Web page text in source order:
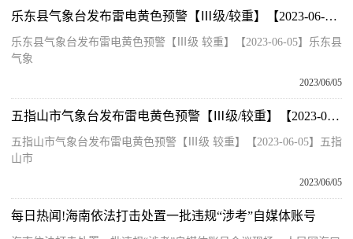
乐东县气象台发布雷电黄色预警【Ⅲ级/较重】【2023-06-05】
乐东县气象台发布雷电黄色预警【Ⅲ级 较重】【2023-06-05】乐东县
气象
2023/06/05
五指山市气象台发布雷电黄色预警【Ⅲ级/较重】【2023-06-05】
五指山市气象台发布雷电黄色预警【Ⅲ级 较重】【2023-06-05】五指
山市
2023/06/05
每日热闻!海南依法打击处置一批违规“涉考”自媒体账号